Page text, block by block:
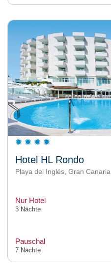
Hotel HL Rondo
Playa del Inglés, Gran Canaria
Nur Hotel
3 Nächte
Pauschal
7 Nächte